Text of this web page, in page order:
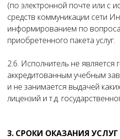
(по электронной почте или с
средств коммуникации сети
информированием по
приобретенного пакета услуг.
2.6. Исполнитель не является
аккредитованным учебным
и не занимается выдачей
лицензий и т.д.
3. СРОКИ ОКАЗАНИЯ УСЛУГ